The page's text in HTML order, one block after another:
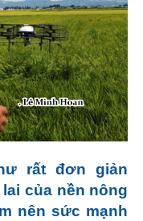
rất đơn giản
của nền nông
nên sức mạnh